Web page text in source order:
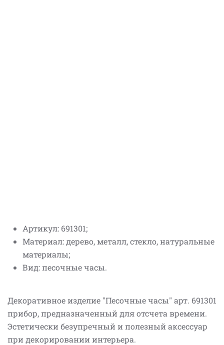
Артикул: 691301;
Материал: дерево, металл, стекло, натуральные
материалы;
Вид: песочные часы.
Декоративное изделие "Песочные часы" арт. 691301
прибор, предназначенный для отсчета времени.
Эстетически безупречный и полезный аксессуар
при декорировании интерьера.